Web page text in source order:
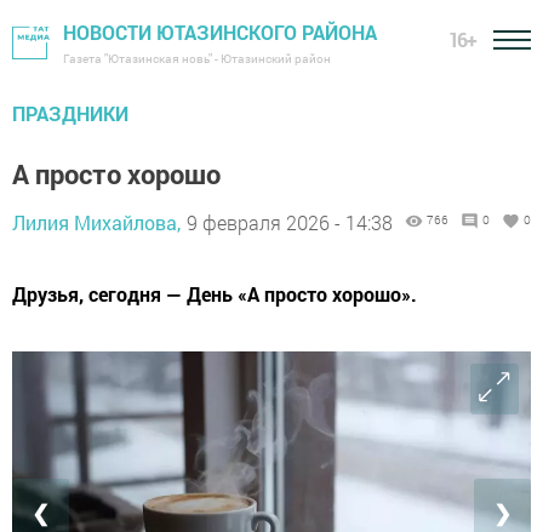
НОВОСТИ ЮТАЗИНСКОГО РАЙОНА
Газета "Ютазинская новь" - Ютазинский район
16+
ПРАЗДНИКИ
А просто хорошо
Лилия Михайлова, 9 февраля 2026 - 14:38 766 0 0
Друзья, сегодня — День «А просто хорошо».
❮ ❯